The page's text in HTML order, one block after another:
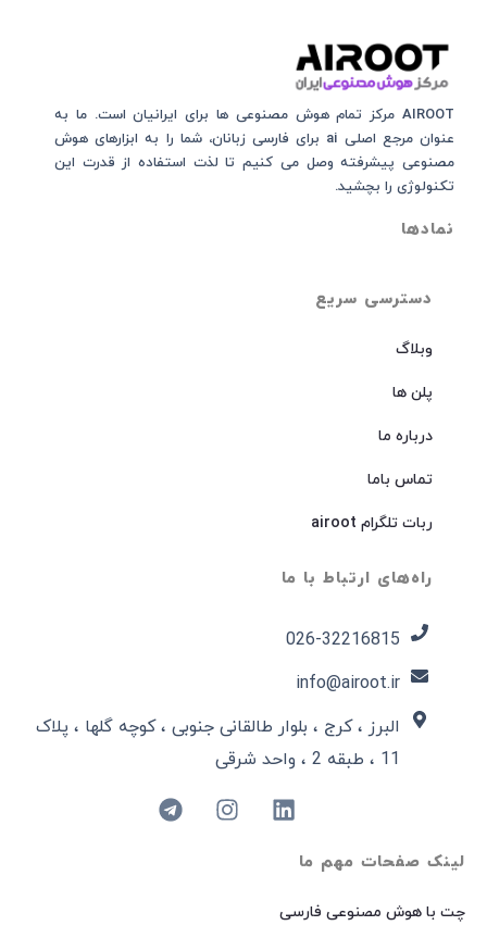
لینک صفحات مهم ما
چت با هوش مصنوعی فارسی
دسترسی سریع
وبلاگ
پلن ها
درباره ما
تماس باما
ربات تلگرام airoot
راه‌های ارتباط با ما
026-32216815​
info@airoot.ir
البرز ، کرج ، بلوار طالقانی جنوبی ، کوچه گلها ، پلاک
11 ، طبقه 2 ، واحد شرقی
AIROOT مرکز تمام هوش مصنوعی‌‌‌ ها برای ایرانیان است. ما به
عنوان مرجع اصلی ai برای فارسی زبانان، شما را به ابزارهای هوش
مصنوعی پیشرفته وصل می کنیم تا لذت استفاده از قدرت این
تکنولوژی را بچشید.
نمادها